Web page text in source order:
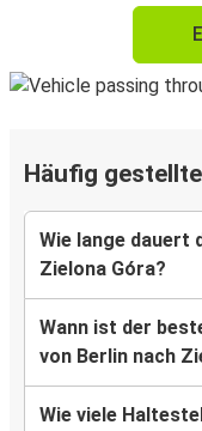
Häufig
Wie lange dauert
Zielona Góra?
Wann ist der
von Berlin nach
Wie viele